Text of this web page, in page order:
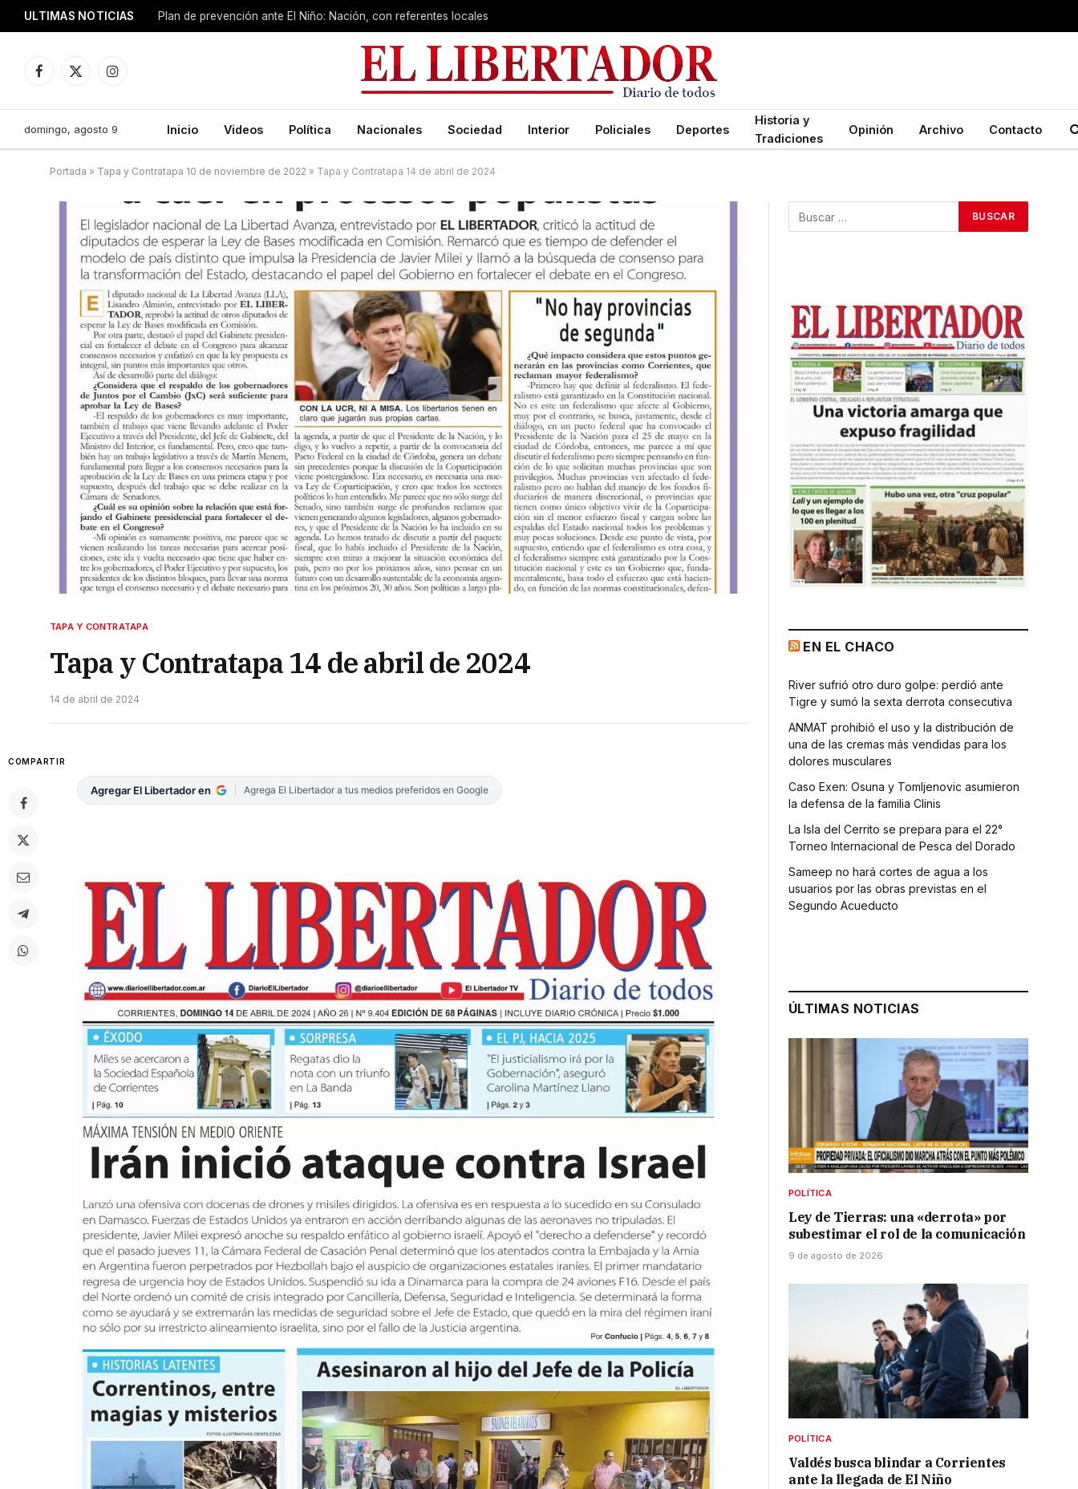
ULTIMAS NOTICIAS Plan de prevención ante El Niño: Nación, con referentes locales
Facebook
X
Instagram
domingo, agosto 9 Inicio Videos Política Nacionales Sociedad Interior Policiales Deportes
Historia y
Tradiciones
Opinión Archivo Contacto
Portada » Tapa y Contratapa 10 de noviembre de 2022 » Tapa y Contratapa 14 de abril de 2024
TAPA Y CONTRATAPA
Tapa y Contratapa 14 de abril de 2024
14 de abril de 2024
COMPARTIR
Agregar El Libertador en Agrega El Libertador a tus medios preferidos en Google
EN EL CHACO
River sufrió otro duro golpe: perdió ante
Tigre y sumó la sexta derrota consecutiva
ANMAT prohibió el uso y la distribución de
una de las cremas más vendidas para los
dolores musculares
Caso Exen: Osuna y Tomljenovic asumieron
la defensa de la familia Clinis
La Isla del Cerrito se prepara para el 22°
Torneo Internacional de Pesca del Dorado
Sameep no hará cortes de agua a los
usuarios por las obras previstas en el
Segundo Acueducto
ÚLTIMAS NOTICIAS
POLÍTICA
Ley de Tierras: una «derrota» por
subestimar el rol de la comunicación
9 de agosto de 2026
POLÍTICA
Valdés busca blindar a Corrientes
ante la llegada de El Niño